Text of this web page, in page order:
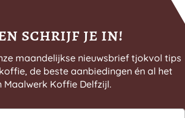
schrijf je in!
maandelijkse nieuwsbrief tjokvol tips
de beste aanbiedingen én al het
Maalwerk Koffie Delfzijl.